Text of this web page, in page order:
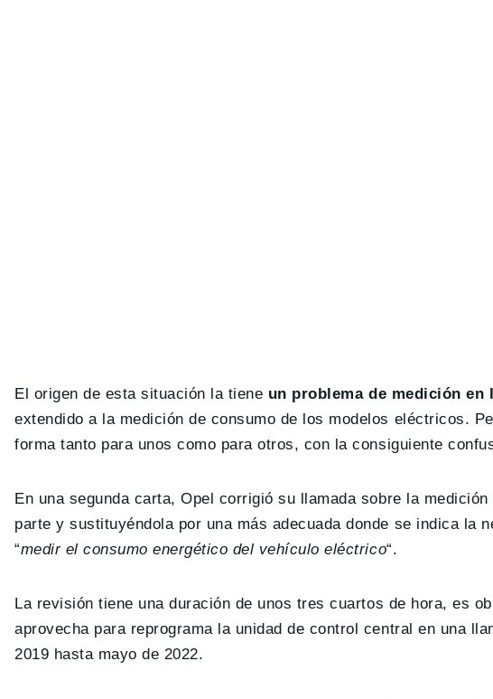
El origen de esta situación la tiene un problema de medición
extendido a la medición de consumo de los modelos eléctricos.
forma tanto para unos como para otros, con la consiguiente
En una segunda carta, Opel corrigió su llamada sobre la
parte y sustituyéndola por una más adecuada donde se indica la
“medir el consumo energético del vehículo eléctrico“.
La revisión tiene una duración de unos tres cuartos de hora, es
aprovecha para reprograma la unidad de control central en una
2019 hasta mayo de 2022.